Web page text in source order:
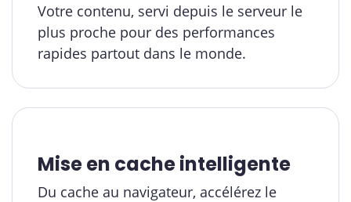
Votre contenu, servi depuis le serveur le
plus proche pour des performances
rapides partout dans le monde.
Mise en cache intelligente
Du cache au navigateur, accélérez le